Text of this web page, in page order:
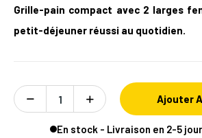
Grille-pain compact avec 2 larges
petit-déjeuner réussi au quotidien.
Ajouter
En stock - Livraison en 2-5